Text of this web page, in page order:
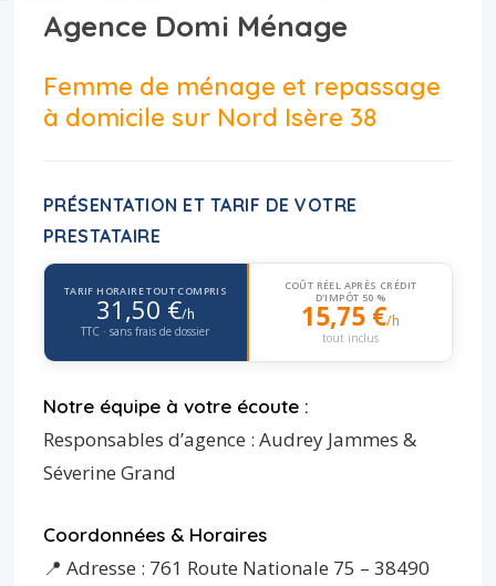
Agence Domi Ménage
Femme de ménage et repassage
à domicile sur Nord Isère 38
PRÉSENTATION ET TARIF DE VOTRE
PRESTATAIRE
TARIF HORAIRE TOUT COMPRIS
31,50 €/h
TTC · sans frais de dossier
COÛT RÉEL APRÈS CRÉDIT
D'IMPÔT 50 %
15,75 €/h
tout inclus
Notre équipe à votre écoute :
Responsables d’agence : Audrey Jammes &
Séverine Grand
Coordonnées & Horaires
📍 Adresse : 761 Route Nationale 75 – 38490